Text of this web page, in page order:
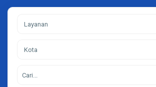
Layanan
Kota